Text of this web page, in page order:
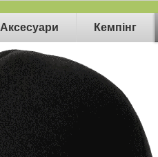
Аксесуари Кемпінг